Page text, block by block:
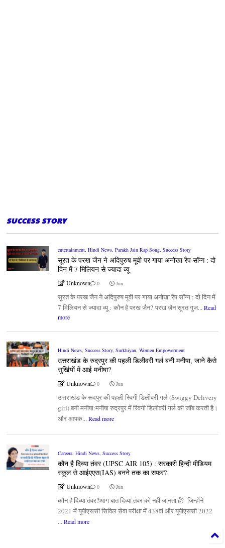
SUCCESS STORY
entertainment, Hindi News, Parakh Jain Rap Song, Success Story
सूरत के परख जैन ने अदिपुरुष मूवी पर गाया अनोखा रैप सॉन्ग : दो
दिन में 7 मिलियन से ज्यादा व्यू
Unknown 0 Jun
सूरत के परख जैन ने अदिपुरुष मूवी पर गाया अनोखा रैप सॉन्ग : दो दिन में
7 मिलियन से ज्यादा व्यू : कौन है परख जैन? परख जैन सूरत गुज... Read
more
Hindi News, Success Story, Surkhiyan, Women Empowerment
उत्तराखंड के रुद्रपुर की पहली डिलीवरी गर्ल बनी मनीषा, जाने कैसे
सुर्खियों में आई मनीषा?
Unknown 0 Jun
उत्तराखंड के रूदपुर की पहली स्विगी डिलीवरी गर्ल (Swiggy Delivery
girl) बनी मनीषा:मनीषा रुद्रपुर में स्विगी डिलीवरी गर्ल की जॉब करती है।
और आपक... Read more
Careers, Hindi News, Success Story
कौन है दिव्या तंवर (UPSC AIR 105) : सरकारी हिन्दी मीडियम
स्कूल से आईएएस(IAS) बनने तक का सफर?
Unknown 0 Jun
कौन है दिव्या तंवर?आग बात दिव्या तंवर को नहीं जानता हैं? जिन्होंने
2021 में यूपीएससी सिविल सेवा परीक्षा में 438वां और यूपीएससी 2022
... Read more